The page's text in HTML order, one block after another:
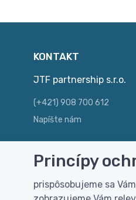
KONTAKT
JTF partnership s.r.o.
(+421) 908 700 612
Napíšte nám
Doprava
Doručenie k Vám
Princípy
prispôsobujeme sa